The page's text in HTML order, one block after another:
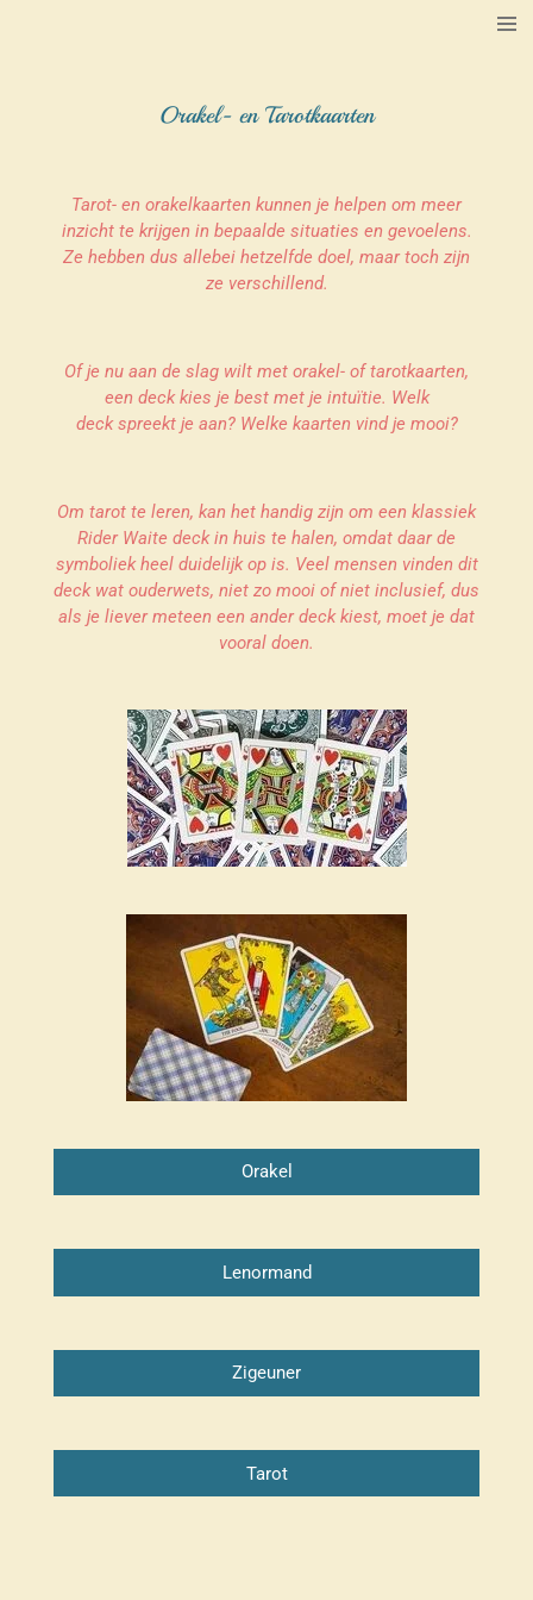
Orakel- en Tarotkaarten
Tarot- en orakelkaarten kunnen je helpen om meer
inzicht te krijgen in bepaalde situaties en gevoelens.
Ze hebben dus allebei hetzelfde doel, maar toch zijn
ze verschillend.
Of je nu aan de slag wilt met orakel- of tarotkaarten,
een deck kies je best met je intuïtie. Welk
deck spreekt je aan? Welke kaarten vind je mooi?
Om tarot te leren, kan het handig zijn om een klassiek
Rider Waite deck in huis te halen, omdat daar de
symboliek heel duidelijk op is. Veel mensen vinden dit
deck wat ouderwets, niet zo mooi of niet inclusief, dus
als je liever meteen een ander deck kiest, moet je dat
vooral doen.
Orakel
Lenormand
Zigeuner
Tarot